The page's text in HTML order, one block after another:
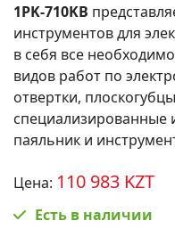
1PK-710KB
инструментов для
в себя все
видов работ по
отвертки,
специализированные
паяльник и
Цена: 110 983 KZT
Есть в наличии